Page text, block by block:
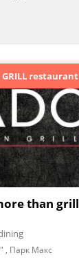
GRILL restaurant
than grill
, Парк Макс